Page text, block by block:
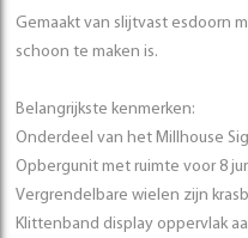
Gemaakt van slijtvast esdoorn
schoon te maken is.
Belangrijkste kenmerken:
Onderdeel van het Millhouse
Opbergunit met ruimte voor 8
Vergrendelbare wielen zijn
Klittenband display oppervlak